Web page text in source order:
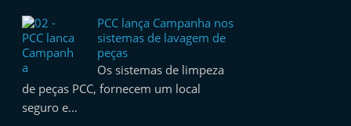
ó
e
PCC lança Campanha nos
sistemas de lavagem de
peças
Os sistemas de limpeza
de peças PCC, fornecem um local
seguro e…